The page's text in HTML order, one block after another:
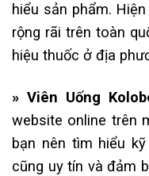
hiểu sản phẩm.
rộng rãi trên toàn
hiệu thuốc ở địa
» Viên Uống
website online trên
bạn nên tìm hiểu
cũng uy tín và đảm